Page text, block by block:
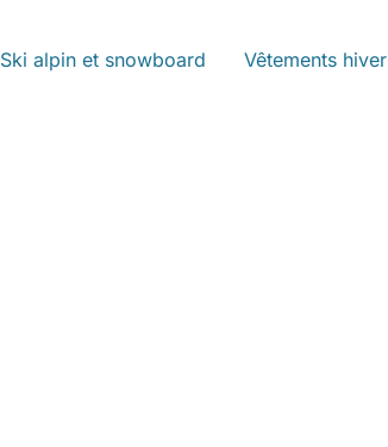
Ski alpin et snowboard Vêtements hiver